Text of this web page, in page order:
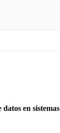
en sistemas